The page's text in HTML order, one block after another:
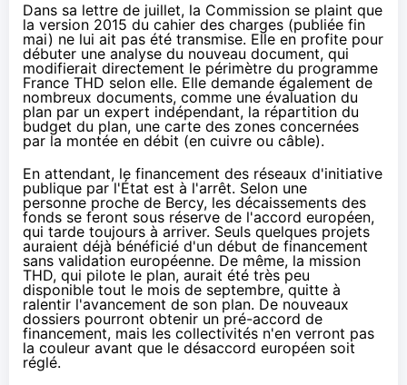
Dans sa lettre de juillet, la Commission se plaint que
la version 2015 du cahier des charges (publiée fin
mai) ne lui ait pas été transmise. Elle en profite pour
débuter une analyse du nouveau document, qui
modifierait directement le périmètre du programme
France THD selon elle. Elle demande également de
nombreux documents, comme une évaluation du
plan par un expert indépendant, la répartition du
budget du plan, une carte des zones concernées
par la montée en débit (en cuivre ou câble).
En attendant, le financement des réseaux d'initiative
publique par l'État est à l'arrêt. Selon une
personne proche de Bercy, les décaissements des
fonds se feront sous réserve de l'accord européen,
qui tarde toujours à arriver. Seuls quelques projets
auraient déjà bénéficié d'un début de financement
sans validation européenne. De même, la mission
THD, qui pilote le plan, aurait été très peu
disponible tout le mois de septembre, quitte à
ralentir l'avancement de son plan. De nouveaux
dossiers pourront obtenir un pré-accord de
financement, mais les collectivités n'en verront pas
la couleur avant que le désaccord européen soit
réglé.